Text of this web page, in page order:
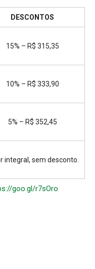
DESCONTOS
15% – R$ 315,35
10% – R$ 333,90
5% – R$ 352,45
integral, sem desconto.
goo.gl/r7sOro